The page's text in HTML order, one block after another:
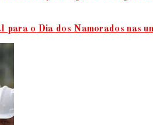
o Dia dos Namorados nas